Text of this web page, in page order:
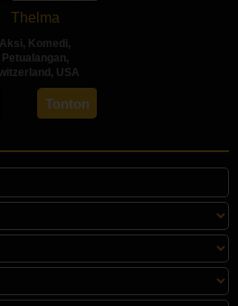
Thelma
Aksi, Komedi,
Petualangan,
, USA
21
Jun
Josh
Margolin
Tonton